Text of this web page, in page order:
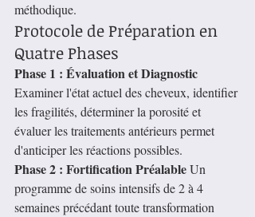
méthodique.
Protocole de Préparation en
Quatre Phases
Phase 1 : Évaluation et Diagnostic
Examiner l'état actuel des cheveux, identifier
les fragilités, déterminer la porosité et
évaluer les traitements antérieurs permet
d'anticiper les réactions possibles.
Phase 2 : Fortification Préalable Un
programme de soins intensifs de 2 à 4
semaines précédant toute transformation